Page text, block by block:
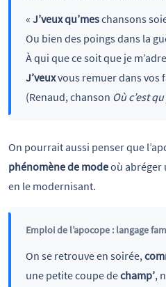
« J’veuxqu’meschansons
Ou bien des poings dans la
À qui que ce soit que je
J’veuxvous remuer dans vos
(Renaud, chanson Où c’est
On pourrait aussi penser que
phénomène de modeoù abréger
en le modernisant.
Emploi de l’apocope : langage
On se retrouve en soirée,
une petite coupe dechamp’,